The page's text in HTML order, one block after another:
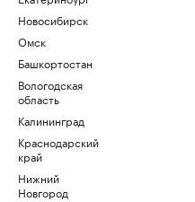
Новосибирск
Омск
Башкортостан
Вологодская
область
Калининград
Краснодарский
край
Нижний
Новгород